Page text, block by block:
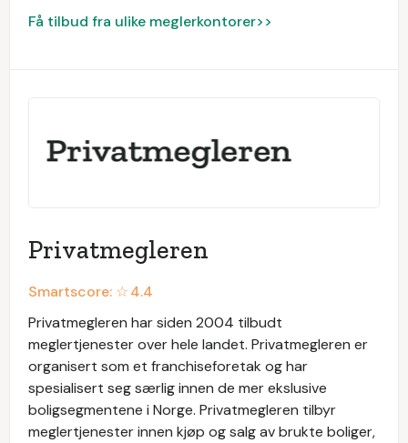
Få tilbud fra ulike meglerkontorer>>
Privatmegleren
Smartscore: ☆4.4
Privatmegleren har siden 2004 tilbudt
meglertjenester over hele landet. Privatmegleren er
organisert som et franchiseforetak og har
spesialisert seg særlig innen de mer ekslusive
boligsegmentene i Norge. Privatmegleren tilbyr
meglertjenester innen kjøp og salg av brukte boliger,